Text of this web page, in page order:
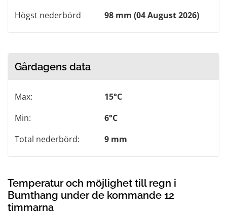
Högst nederbörd 98 mm (04 August 2026)
Gårdagens data
Max:
15°C
Min:
6°C
Total nederbörd:
9 mm
Temperatur och möjlighet till regn i
Bumthang under de kommande 12
timmarna